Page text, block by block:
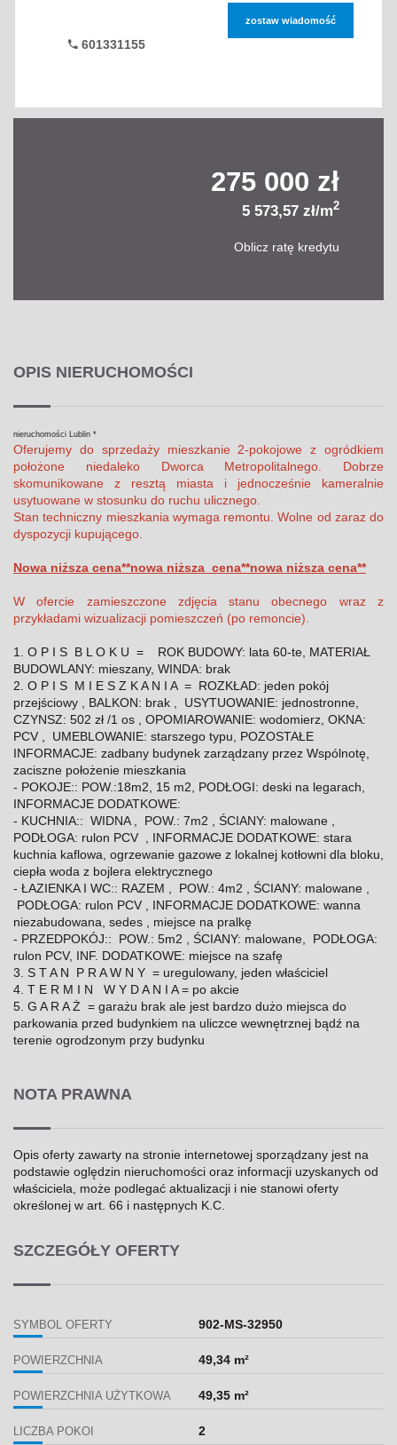
601331155
zostaw wiadomość
275 000 zł
5 573,57 zł/m2
Oblicz ratę kredytu
OPIS NIERUCHOMOŚCI
nieruchomości Lublin *
Oferujemy do sprzedaży mieszkanie 2-pokojowe z ogródkiem
położone niedaleko Dworca Metropolitalnego. Dobrze
skomunikowane z resztą miasta i jednocześnie kameralnie
usytuowane w stosunku do ruchu ulicznego.
Stan techniczny mieszkania wymaga remontu. Wolne od zaraz do
dyspozycji kupującego.
Nowa niższa cena**nowa niższa cena**nowa niższa cena**
W ofercie zamieszczone zdjęcia stanu obecnego wraz z
przykładami wizualizacji pomieszczeń (po remoncie).
1. O P I S B L O K U = ROK BUDOWY: lata 60-te, MATERIAŁ
BUDOWLANY: mieszany, WINDA: brak
2. O P I S M I E S Z K A N I A = ROZKŁAD: jeden pokój
przejściowy , BALKON: brak , USYTUOWANIE: jednostronne,
CZYNSZ: 502 zł /1 os , OPOMIAROWANIE: wodomierz, OKNA:
PCV , UMEBLOWANIE: starszego typu, POZOSTAŁE
INFORMACJE: zadbany budynek zarządzany przez Wspólnotę,
zaciszne położenie mieszkania
- POKOJE:: POW.:18m2, 15 m2, PODŁOGI: deski na legarach,
INFORMACJE DODATKOWE:
- KUCHNIA:: WIDNA , POW.: 7m2 , ŚCIANY: malowane ,
PODŁOGA: rulon PCV , INFORMACJE DODATKOWE: stara
kuchnia kaflowa, ogrzewanie gazowe z lokalnej kotłowni dla bloku,
ciepła woda z bojlera elektrycznego
- ŁAZIENKA I WC:: RAZEM , POW.: 4m2 , ŚCIANY: malowane ,
PODŁOGA: rulon PCV , INFORMACJE DODATKOWE: wanna
niezabudowana, sedes , miejsce na pralkę
- PRZEDPOKÓJ:: POW.: 5m2 , ŚCIANY: malowane, PODŁOGA:
rulon PCV, INF. DODATKOWE: miejsce na szafę
3. S T A N P R A W N Y = uregulowany, jeden właściciel
4. T E R M I N W Y D A N I A = po akcie
5. G A R A Ż = garażu brak ale jest bardzo dużo miejsca do
parkowania przed budynkiem na uliczce wewnętrznej bądź na
terenie ogrodzonym przy budynku
NOTA PRAWNA
Opis oferty zawarty na stronie internetowej sporządzany jest na
podstawie oględzin nieruchomości oraz informacji uzyskanych od
właściciela, może podlegać aktualizacji i nie stanowi oferty
określonej w art. 66 i następnych K.C.
SZCZEGÓŁY OFERTY
SYMBOL OFERTY 902-MS-32950
POWIERZCHNIA 49,34 m²
POWIERZCHNIA UŻYTKOWA 49,35 m²
LICZBA POKOI 2